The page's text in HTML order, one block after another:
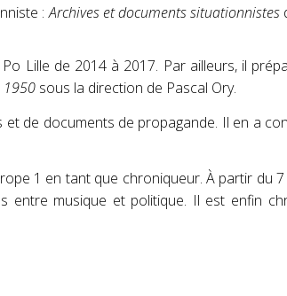
:Archives et documents situationnistes
Lille de 2014 à 2017. Par ailleurs, il
1950 sous la direction de Pascal Ory.
documents de propagande. Il en a
1 en tant que chroniqueur. À partir du 7
entre musique et politique. Il est enfin